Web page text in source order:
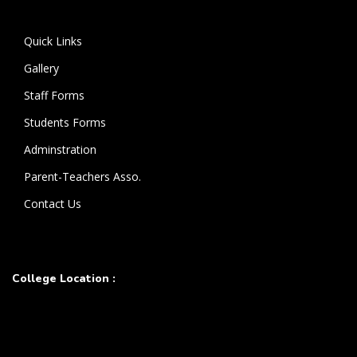
Quick Links
Gallery
Staff Forms
Students Forms
Adminstration
Parent-Teachers Asso.
Contact Us
College Location :